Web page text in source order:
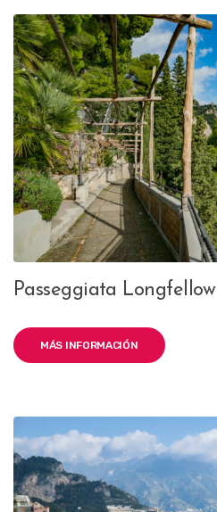
Passeggiata Longfellow
MÁS INFORMACIÓN